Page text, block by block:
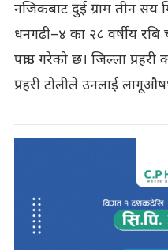
नजिकबाट दुई ग्राम तीन सय
धनगढी–४ का २८ वर्षीय
पक्राउ गरेको छ। जिल्ला
प्रहरी टोलीले उनलाई